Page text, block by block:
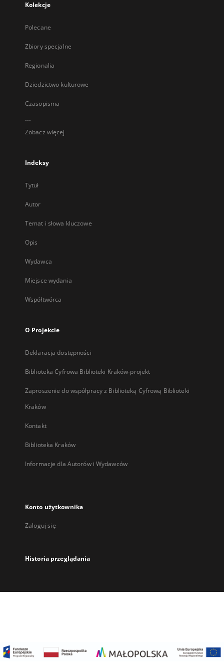
Kolekcje
Polecane
Zbiory specjalne
Regionalia
Dziedzictwo kulturowe
Czasopisma
...
Zobacz więcej
Indeksy
Tytuł
Autor
Temat i słowa kluczowe
Opis
Wydawca
Miejsce wydania
Współtwórca
O Projekcie
Deklaracja dostępności
Biblioteka Cyfrowa Biblioteki Kraków-projekt
Zaproszenie do współpracy z Biblioteką Cyfrową Biblioteki
Kraków
Kontakt
Biblioteka Kraków
Informacje dla Autorów i Wydawców
Konto użytkownika
Zaloguj się
Historia przeglądania